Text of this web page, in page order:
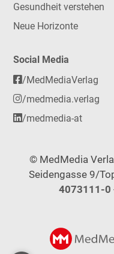
Gesundheit verstehen
Neue Horizonte
Social Media
/MedMediaVerlag
/medmedia.verlag
/medmedia-at
© MedMedia
Seidengasse 9/
4073111-0